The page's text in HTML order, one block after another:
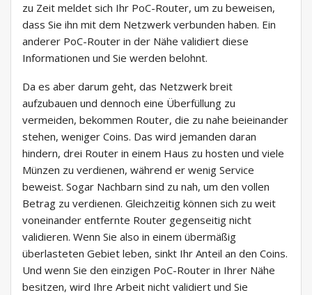
zu Zeit meldet sich Ihr PoC-Router, um zu beweisen,
dass Sie ihn mit dem Netzwerk verbunden haben. Ein
anderer PoC-Router in der Nähe validiert diese
Informationen und Sie werden belohnt.
Da es aber darum geht, das Netzwerk breit
aufzubauen und dennoch eine Überfüllung zu
vermeiden, bekommen Router, die zu nahe beieinander
stehen, weniger Coins. Das wird jemanden daran
hindern, drei Router in einem Haus zu hosten und viele
Münzen zu verdienen, während er wenig Service
beweist. Sogar Nachbarn sind zu nah, um den vollen
Betrag zu verdienen. Gleichzeitig können sich zu weit
voneinander entfernte Router gegenseitig nicht
validieren. Wenn Sie also in einem übermäßig
überlasteten Gebiet leben, sinkt Ihr Anteil an den Coins.
Und wenn Sie den einzigen PoC-Router in Ihrer Nähe
besitzen, wird Ihre Arbeit nicht validiert und Sie